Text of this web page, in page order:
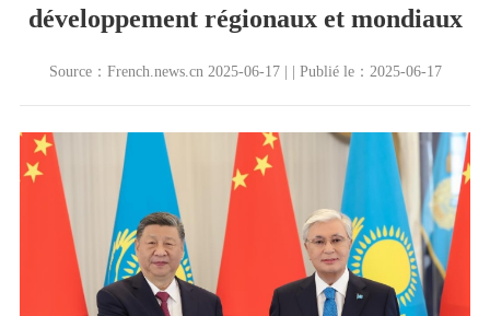
développement régionaux et mondiaux
Source：French.news.cn 2025-06-17 | | Publié le：2025-06-17